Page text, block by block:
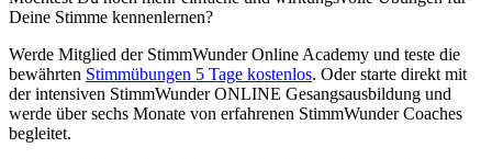
Deine Stimme kennenlernen?
Werde Mitglied der StimmWunder Online Academy und teste die
bewährten Stimmübungen 5 Tage kostenlos. Oder starte direkt mit
der intensiven StimmWunder ONLINE Gesangsausbildung und
werde über sechs Monate von erfahrenen StimmWunder Coaches
begleitet.